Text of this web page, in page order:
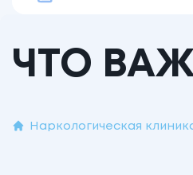
ЧТО
Наркологическая